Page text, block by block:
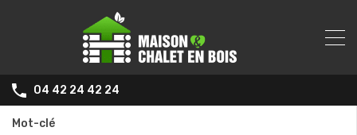
04 42 24 42 24
Mot-clé